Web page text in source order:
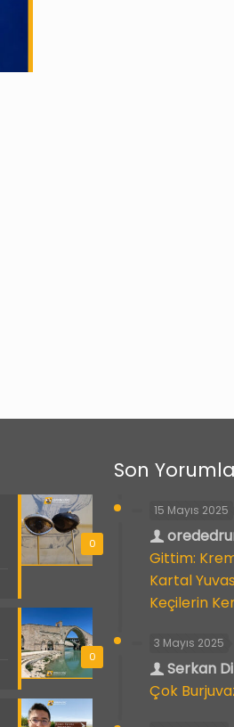
0
0
Son
15 Mayıs 2025
Gittim:
Kartal
Keçilerin
3 Mayıs 2025
Serkan
Çok